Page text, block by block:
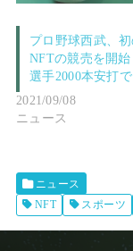
プロ野球西武、
NFTの競売を開始
選手2000本安打で
2021/09/08
ニュース
ニュース
NFT
スポーツ